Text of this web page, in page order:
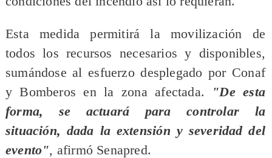
​Esta medida permitirá la movilización de
todos los recursos necesarios y disponibles,
sumándose al esfuerzo desplegado por Conaf
y Bomberos en la zona afectada.
"De esta
forma, se actuará para controlar la
situación, dada la extensión y severidad del
evento", afirmó Senapred.